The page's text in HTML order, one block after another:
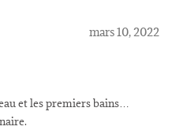
mars 10, 2022
et les premiers bains…